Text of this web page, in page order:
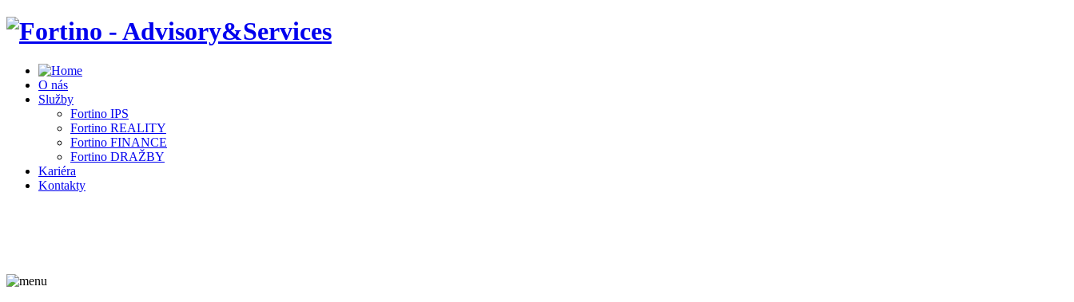
O nás
Služby
Fortino IPS
Fortino REALITY
Fortino FINANCE
Fortino DRAŽBY
Kariéra
Kontakty